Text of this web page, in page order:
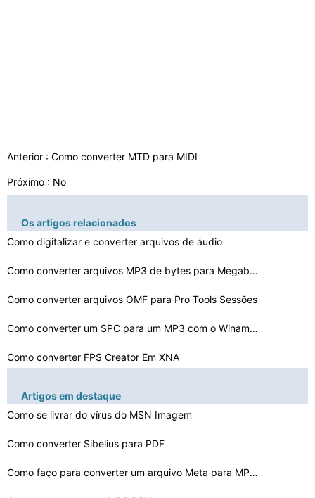
Anterior : Como converter MTD para MIDI
Próximo : No
Os artigos relacionados
Como digitalizar e converter arquivos de áudio
Como converter arquivos MP3 de bytes para Megabytes
Como converter arquivos OMF para Pro Tools Sessões
Como converter um SPC para um MP3 com o Winamp 5.54
Como converter FPS Creator Em XNA
Como converter AAC + para arquivos MP3
Como converter MOV
Artigos em destaque
Como se livrar do vírus do MSN Imagem
Como converter Sibelius para PDF
Como faço para converter um arquivo Meta para MP3 ou F…